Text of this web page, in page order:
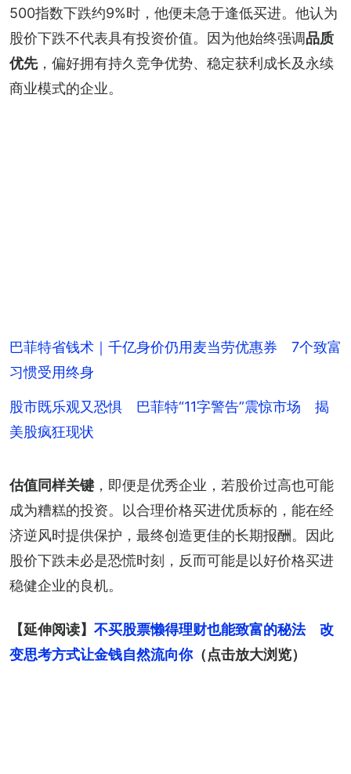
500指数下跌约9%时，他便未急于逢低买进。他认为
股价下跌不代表具有投资价值。因为他始终强调品质
优先，偏好拥有持久竞争优势、稳定获利成长及永续
商业模式的企业。
巴菲特省钱术｜千亿身价仍用麦当劳优惠券 7个致富
习惯受用终身
股市既乐观又恐惧 巴菲特“11字警告”震惊市场 揭
美股疯狂现状
估值同样关键 ，即便是优秀企业，若股价过高也可能
成为糟糕的投资。以合理价格买进优质标的，能在经
济逆风时提供保护，最终创造更佳的长期报酬。因此
股价下跌未必是恐慌时刻，反而可能是以好价格买进
稳健企业的良机。
【延伸阅读】 不买股票懒得理财也能致富的秘法　改
变思考方式让金钱自然流向你（点击放大浏览）